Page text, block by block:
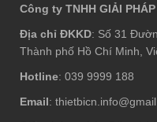
Công ty TNHH GIẢI
Địa chỉ ĐKKD: Số 31
Thành phố Hồ Chí Minh,
Hotline: 039 9999 188
Email: